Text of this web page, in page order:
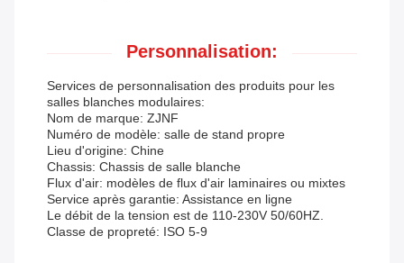
Personnalisation:
Services de personnalisation des produits pour les
salles blanches modulaires:
Nom de marque: ZJNF
Numéro de modèle: salle de stand propre
Lieu d'origine: Chine
Chassis: Chassis de salle blanche
Flux d'air: modèles de flux d'air laminaires ou mixtes
Service après garantie: Assistance en ligne
Le débit de la tension est de 110-230V 50/60HZ.
Classe de propreté: ISO 5-9